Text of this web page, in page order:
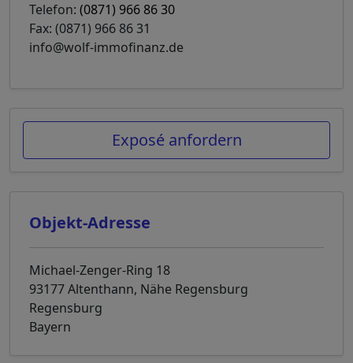
Telefon: (0871) 966 86 30
Fax: (0871) 966 86 31
info@wolf-immofinanz.de
Exposé anfordern
Objekt-Adresse
Michael-Zenger-Ring 18
93177 Altenthann, Nähe Regensburg
Regensburg
Bayern